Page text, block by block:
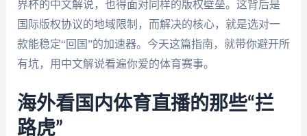
界杯的中文解说，也得面对同样的版权壁垒。这背后是
国际版权协议的地域限制，而解决的核心，就是选对一
款能稳定“回国”的加速器。今天这篇指南，就带你避开所
有坑，用中文解说看遍你爱的体育赛事。
海外看国内体育直播的那些“拦
路虎”